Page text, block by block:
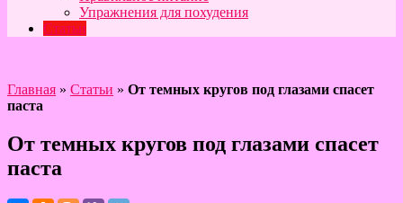
Упражнения для похудения
Статьи
Главная » Статьи » От темных кругов под глазами спасет
паста
От темных кругов под глазами спасет
паста